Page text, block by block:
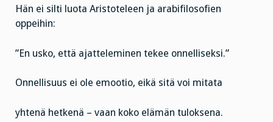
Hän ei silti luota Aristoteleen ja arabifilosofien
oppeihin:
”En usko, että ajatteleminen tekee onnelliseksi.”
Onnellisuus ei ole emootio, eikä sitä voi mitata
yhtenä hetkenä – vaan koko elämän tuloksena.